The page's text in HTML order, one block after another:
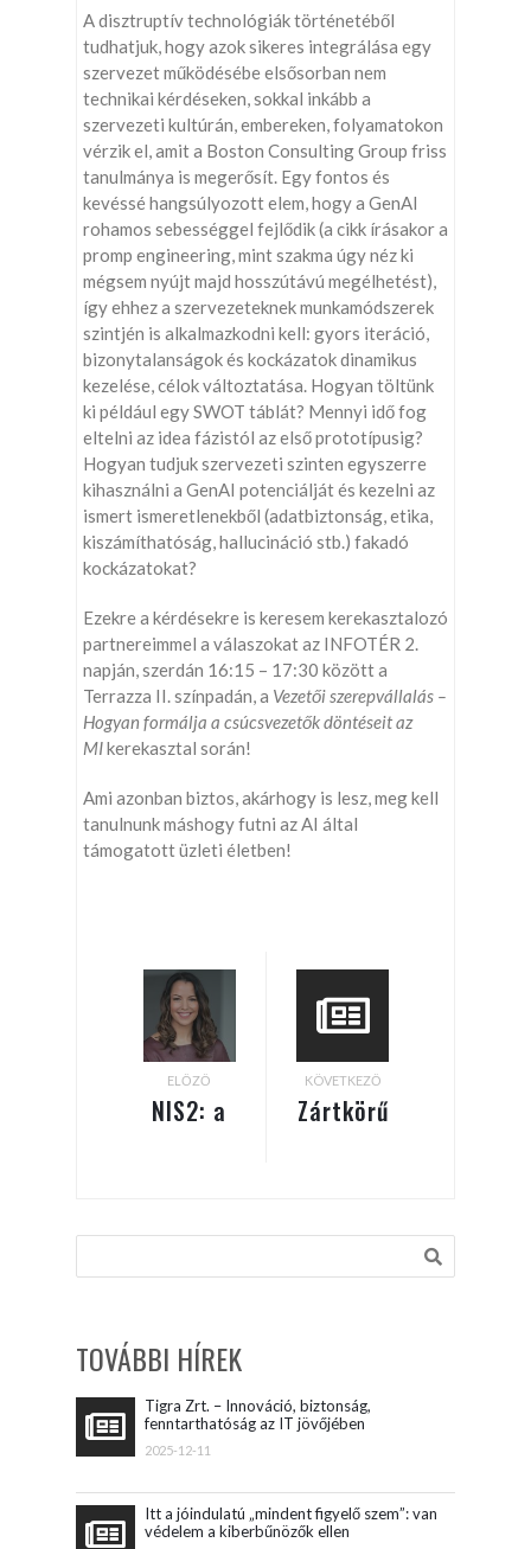
A disztruptív technológiák történetéből
tudhatjuk, hogy azok sikeres integrálása egy
szervezet működésébe elsősorban nem
technikai kérdéseken, sokkal inkább a
szervezeti kultúrán, embereken, folyamatokon
vérzik el, amit a Boston Consulting Group friss
tanulmánya is megerősít. Egy fontos és
kevéssé hangsúlyozott elem, hogy a GenAI
rohamos sebességgel fejlődik (a cikk írásakor a
promp engineering, mint szakma úgy néz ki
mégsem nyújt majd hosszútávú megélhetést),
így ehhez a szervezeteknek munkamódszerek
szintjén is alkalmazkodni kell: gyors iteráció,
bizonytalanságok és kockázatok dinamikus
kezelése, célok változtatása. Hogyan töltünk
ki például egy SWOT táblát? Mennyi idő fog
eltelni az idea fázistól az első prototípusig?
Hogyan tudjuk szervezeti szinten egyszerre
kihasználni a GenAI potenciálját és kezelni az
ismert ismeretlenekből (adatbiztonság, etika,
kiszámíthatóság, hallucináció stb.) fakadó
kockázatokat?
Ezekre a kérdésekre is keresem kerekasztalozó
partnereimmel a válaszokat az INFOTÉR 2.
napján, szerdán 16:15 – 17:30 között a
Terrazza II. színpadán, a Vezetői szerepvállalás –
Hogyan formálja a csúcsvezetők döntéseit az
MIkerekasztal során!
Ami azonban biztos, akárhogy is lesz, meg kell
tanulnunk máshogy futni az AI által
támogatott üzleti életben!
ELŐZŐ
NIS2: a
KÖVETKEZŐ
Zártkörű
TOVÁBBI HÍREK
Tigra Zrt. – Innováció, biztonság,
fenntarthatóság az IT jövőjében
2025-12-11
Itt a jóindulatú „mindent figyelő szem”: van
védelem a kiberbűnözők ellen